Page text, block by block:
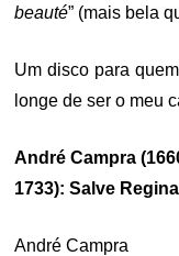
beauté” (mais bela
Um disco para
longe de ser o meu
André Campra
1733): Salve
André Campra